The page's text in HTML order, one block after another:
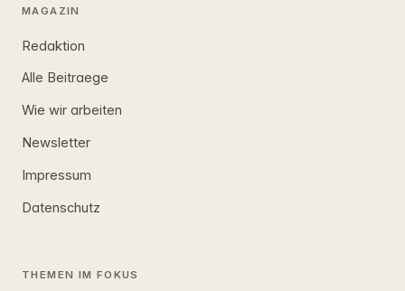
MAGAZIN
Redaktion
Alle Beitraege
Wie wir arbeiten
Newsletter
Impressum
Datenschutz
THEMEN IM FOKUS